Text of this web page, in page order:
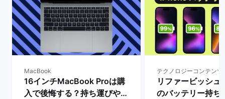
MacBook
16インチMacBook Proは購
入で後悔する？持ち運びや大
テクノロジーコンテンツ
リファービッシュ
のバッテリー持ち